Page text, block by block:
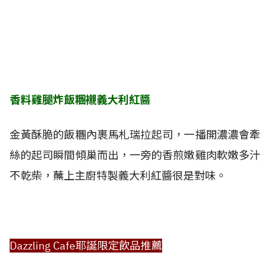
香料雞腿炸飯糰襯義大利紅醬
金黃酥脆的飯糰內裹馬札瑞拉起司，一播開濃濃會牽
絲的起司瞬間傾巢而出，一旁的香煎嫩雞肉軟嫩多汁
不乾柴，蘸上主廚特製義大利紅醬很是對味。
Dazzling Cafe耶誕限定飲品推薦